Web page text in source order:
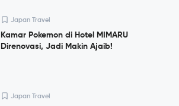
Japan Travel
Kamar Pokemon di Hotel MIMARU
Direnovasi, Jadi Makin Ajaib!
Japan Travel